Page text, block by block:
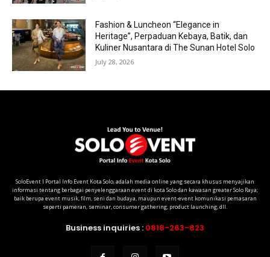
Fashion & Luncheon “Elegance in
Heritage”, Perpaduan Kebaya, Batik, dan
Kuliner Nusantara di The Sunan Hotel Solo
July 28, 2026
SoloEvent I Portal Info Event Kota Solo, adalah media online yang secara khusus menyajikan
informasi tentang berbagai penyelenggaraan event di kota Solo dan kawasan greater Solo Raya;
baik berupa event musik, film, seni dan budaya, maupun event-event komunikasi pemasaran
seperti pameran, seminar, consumer gathering, product launching, dll.
Business inquiries : 0818-263-823